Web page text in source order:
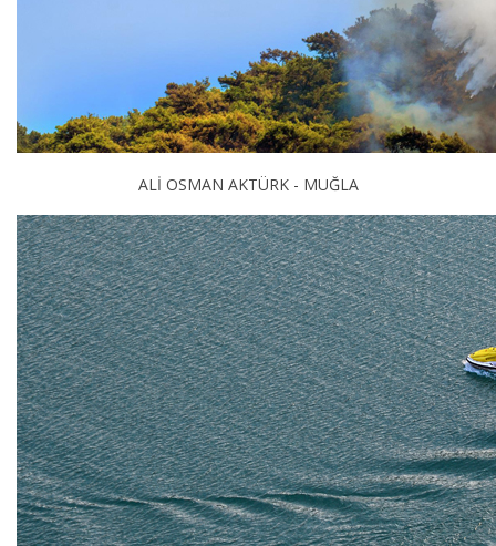
ALİ OSMAN AKTÜRK - MUĞLA